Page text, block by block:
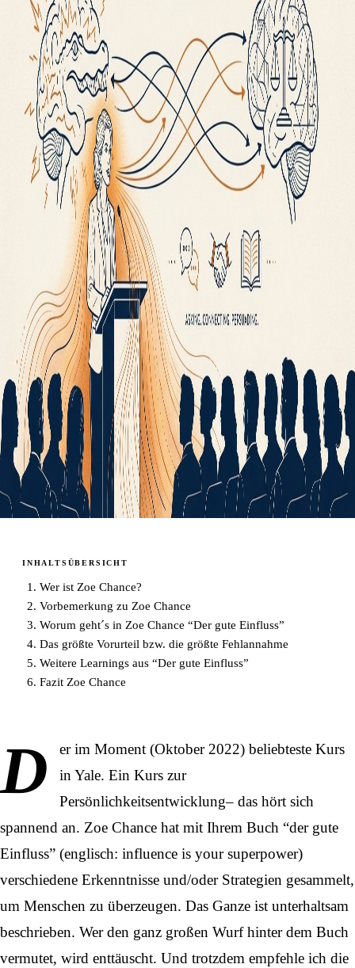
INHALTSÜBERSICHT
Wer ist Zoe Chance?
Vorbemerkung zu Zoe Chance
Worum geht´s in Zoe Chance “Der gute Einfluss”
Das größte Vorurteil bzw. die größte Fehlannahme
Weitere Learnings aus “Der gute Einfluss”
Fazit Zoe Chance
D
er im Moment (Oktober 2022) beliebteste Kurs
in Yale. Ein Kurs zur
Persönlichkeitsentwicklung– das hört sich
spannend an. Zoe Chance hat mit Ihrem Buch “der gute
Einfluss” (englisch: influence is your superpower)
verschiedene Erkenntnisse und/oder Strategien gesammelt,
um Menschen zu überzeugen. Das Ganze ist unterhaltsam
beschrieben. Wer den ganz großen Wurf hinter dem Buch
vermutet, wird enttäuscht. Und trotzdem empfehle ich die